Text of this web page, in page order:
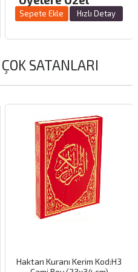
Sepete Ekle Hızlı Detay
SATANLARI
Haktan Kuranı Kerim Kod:H3